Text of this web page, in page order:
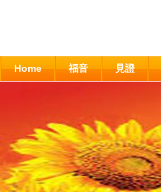
Home 福音 見證